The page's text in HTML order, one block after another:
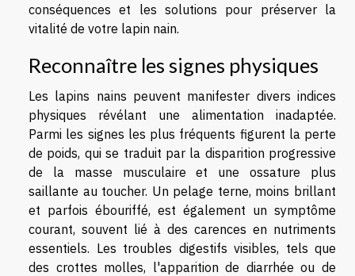
conséquences et les solutions pour préserver la
vitalité de votre lapin nain.
Reconnaître les signes physiques
Les lapins nains peuvent manifester divers indices
physiques révélant une alimentation inadaptée.
Parmi les signes les plus fréquents figurent la perte
de poids, qui se traduit par la disparition progressive
de la masse musculaire et une ossature plus
saillante au toucher. Un pelage terne, moins brillant
et parfois ébouriffé, est également un symptôme
courant, souvent lié à des carences en nutriments
essentiels. Les troubles digestifs visibles, tels que
des crottes molles, l'apparition de diarrhée ou de